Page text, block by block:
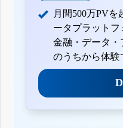
月間500万PV
ータプラットフ
金融・データ・
のうちから体験